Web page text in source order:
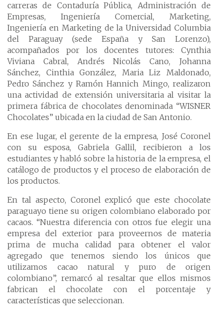
carreras de Contaduría Pública, Administración de
Empresas, Ingeniería Comercial, Marketing,
Ingeniería en Marketing de la Universidad Columbia
del Paraguay (sede España y San Lorenzo),
acompañados por los docentes tutores: Cynthia
Viviana Cabral, Andrés Nicolás Cano, Johanna
Sánchez, Cinthia González, Maria Liz Maldonado,
Pedro Sánchez y Ramón Hannich Mingo, realizaron
una actividad de extensión universitaria al visitar la
primera fábrica de chocolates denominada “WISNER
Chocolates” ubicada en la ciudad de San Antonio.
En ese lugar, el gerente de la empresa, José Coronel
con su esposa, Gabriela Gallil, recibieron a los
estudiantes y habló sobre la historia de la empresa, el
catálogo de productos y el proceso de elaboración de
los productos.
En tal aspecto, Coronel explicó que este chocolate
paraguayo tiene su origen colombiano elaborado por
cacaos. “Nuestra diferencia con otros fue elegir una
empresa del exterior para proveernos de materia
prima de mucha calidad para obtener el valor
agregado que tenemos siendo los únicos que
utilizamos cacao natural y puro de origen
colombiano”, remarcó al resaltar que ellos mismos
fabrican el chocolate con el porcentaje y
características que seleccionan.